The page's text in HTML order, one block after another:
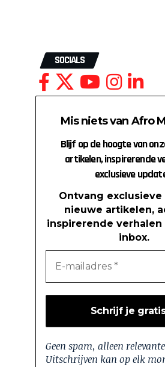
SOCIALS
Mis niets van Afro
Blijf op de hoogte van
artikelen, inspirerende
exclusieve
Ontvang exclusieve
nieuwe artikelen,
inspirerende
inbox.
Geen spam, alleen
Uitschrijven kan op elk